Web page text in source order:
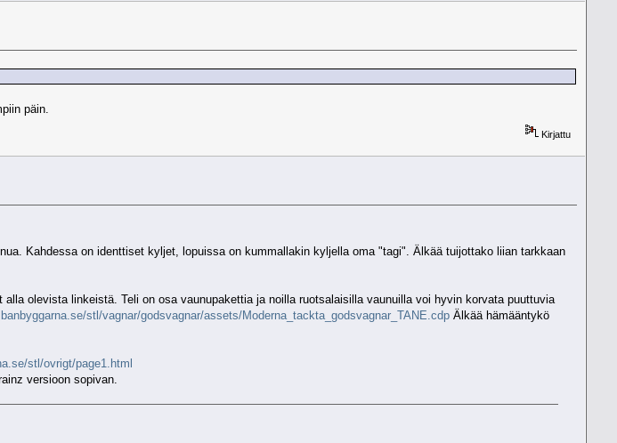
päin.
Kirjattu
Kahdessa on identtiset kyljet, lopuissa on kummallakin kyljella oma "tagi". Älkää tuijottako liian tarkkaan
olevista linkeistä. Teli on osa vaunupakettia ja noilla ruotsalaisilla vaunuilla voi hyvin korvata puuttuvia
stl/vagnar/godsvagnar/assets/Moderna_tackta_godsvagnar_TANE.cdp Älkää hämääntykö
stl/ovrigt/page1.html
versioon sopivan.